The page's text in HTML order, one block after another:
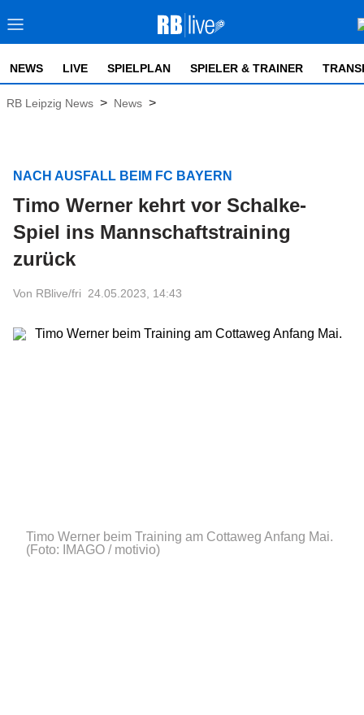
NEWS LIVE SPIELPLAN SPIELER & TRAINER
RB Leipzig News > News >
NACH AUSFALL BEIM FC BAYERN
Timo Werner kehrt vor Schalke-
Spiel ins Mannschaftstraining
zurück
Von RBlive/fri 24.05.2023, 14:43
Timo Werner beim Training am Cottaweg Anfang Mai.
(Foto: IMAGO / motivio)